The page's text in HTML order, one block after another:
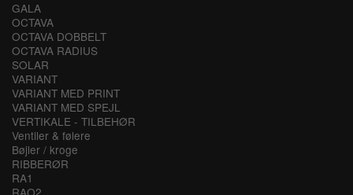
GALA
OCTAVA
OCTAVA DOBBELT
OCTAVA RADIUS
SOLAR
VARIANT
VARIANT MED PRINT
VARIANT MED SPEJL
VERTIKALE - TILBEHØR
Ventiler & følere
Bøjler / kroge
RIBBERØR
RA1
RAO2